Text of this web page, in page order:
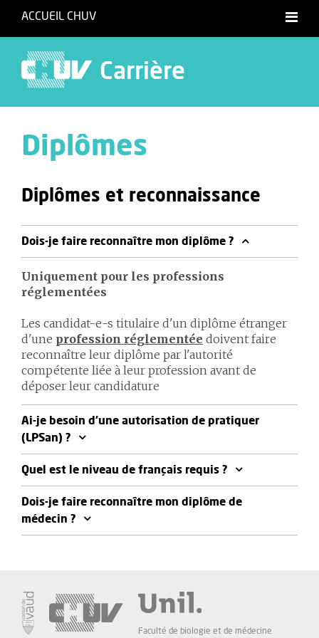
ACCUEIL CHUV
Carrière
Diplômes
Diplômes et reconnaissance
Dois-je faire reconnaître mon diplôme ?
Uniquement pour les professions
réglementées
Les candidat-e-s titulaire d'un diplôme étranger
d'une profession réglementée doivent faire
reconnaître leur diplôme par l'autorité
compétente liée à leur profession avant de
déposer leur candidature
Ai-je besoin d’une autorisation de pratiquer
(LPSan) ?
Quel est le niveau de français requis ?
Dois-je faire reconnaître mon diplôme de
médecin ?
Faculté de biologie et de médecine